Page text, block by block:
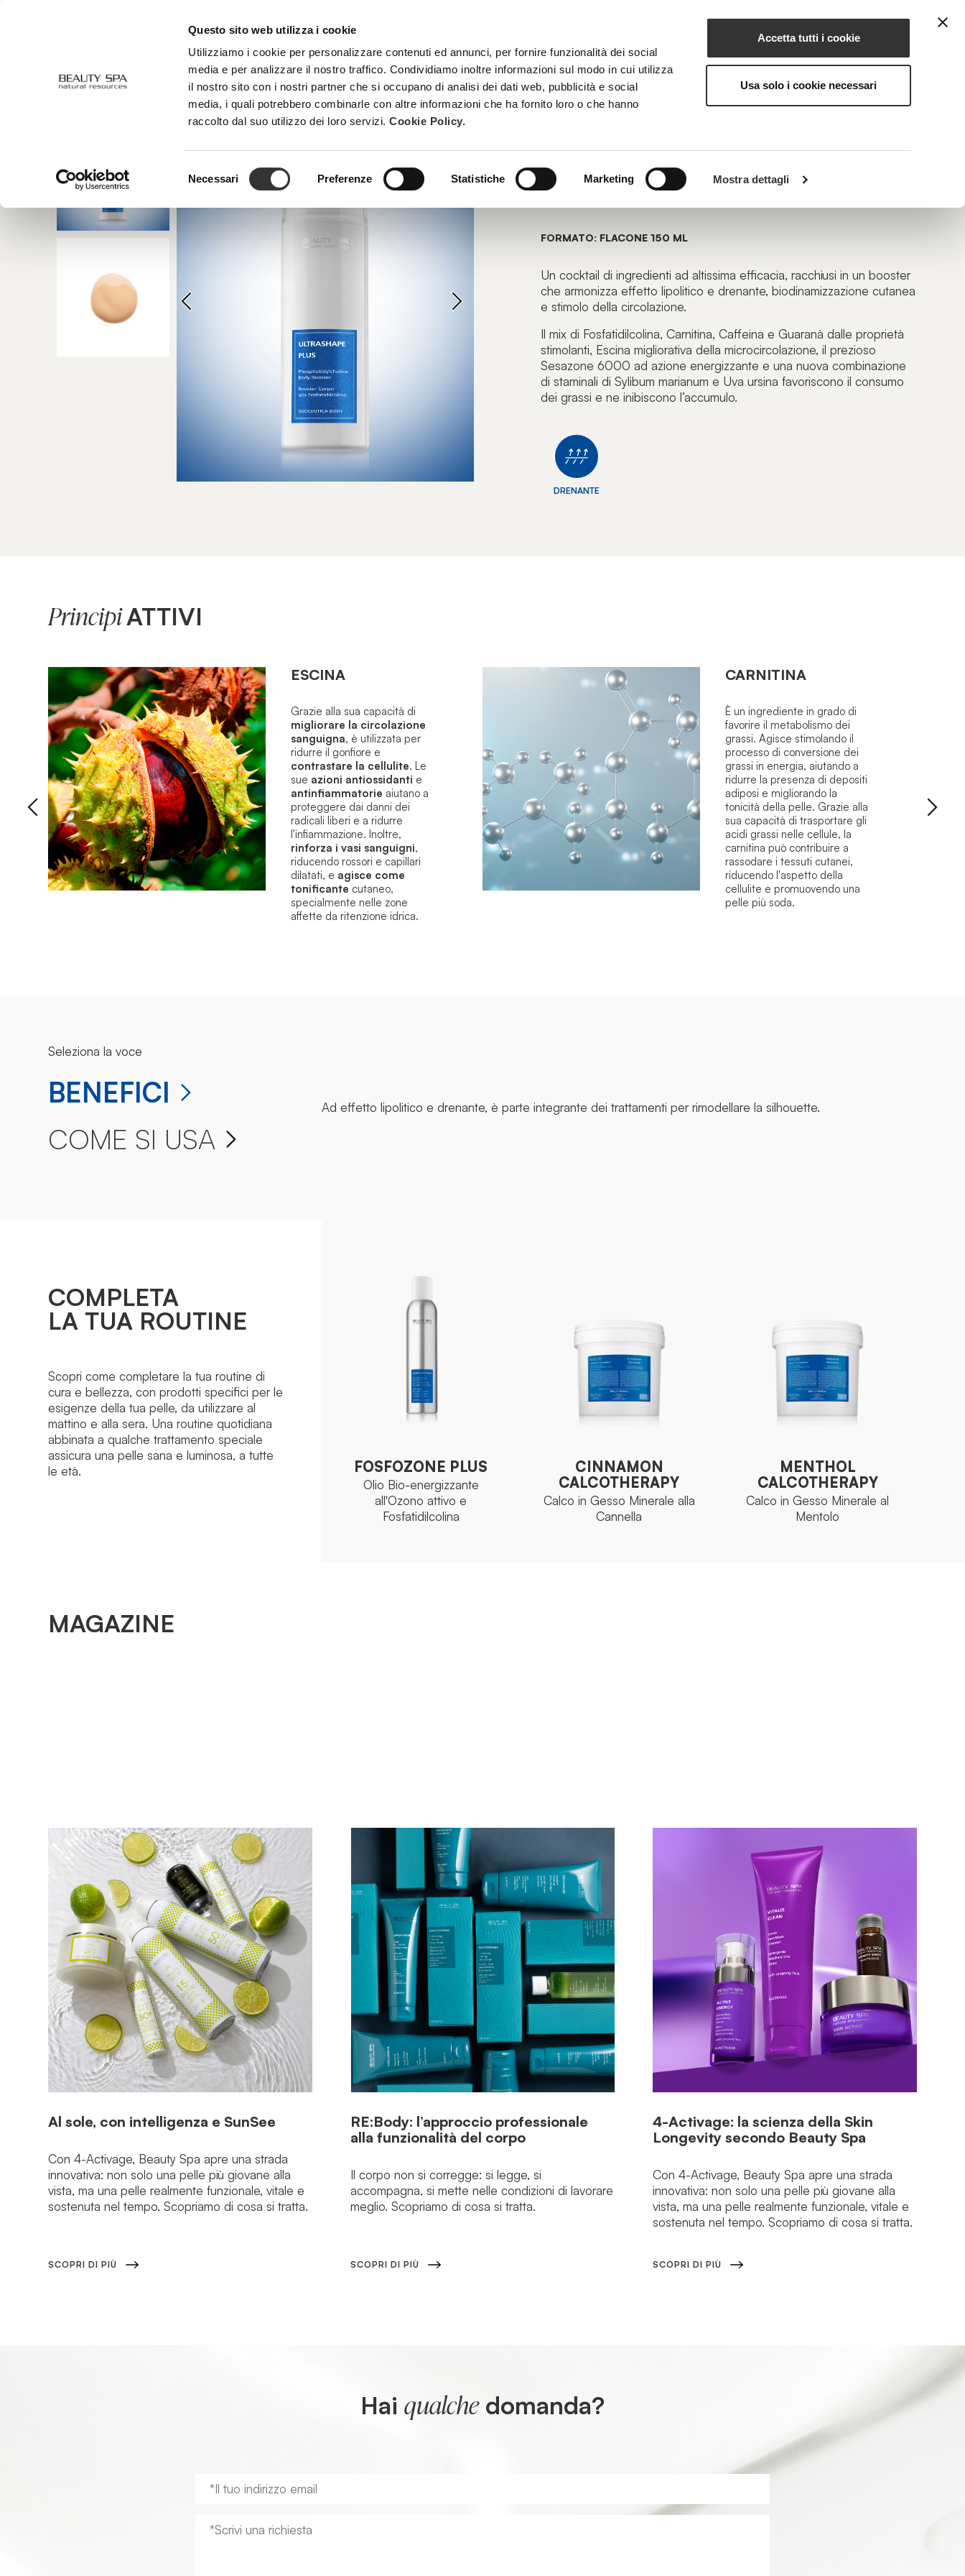
Questo sito web utilizza i cookie
Utilizziamo i cookie per personalizzare contenuti ed annunci, per fornire funzionalità dei social
media e per analizzare il nostro traffico. Condividiamo inoltre informazioni sul modo in cui utilizza
il nostro sito con i nostri partner che si occupano di analisi dei dati web, pubblicità e social
media, i quali potrebbero combinarle con altre informazioni che ha fornito loro o che hanno
raccolto dal suo utilizzo dei loro servizi.Cookie Policy.
del
Necessari Preferenze Statistiche Marketing Mostra dettagli
Accetta tutti i cookie
Usa solo i cookie necessari
CONTATTI
ULTRASHAPE PLUS
FORMATO: FLACONE 150 ML
Un cocktail di ingredienti ad altissima efficacia, racchiusi in un booster
che armonizza effetto lipolitico e drenante, biodinamizzazione cutanea
e stimolo della circolazione.
Il mix di Fosfatidilcolina, Carnitina, Caffeina e Guaranà dalle proprietà
stimolanti, Escina migliorativa della microcircolazione, il prezioso
Sesazone 6000 ad azione energizzante e una nuova combinazione
di staminali di Sylibum marianum e Uva ursina favoriscono il consumo
dei grassi e ne inibiscono l’accumulo.
DRENANTE
PrincipiATTIVI
ESCINA
Grazie alla sua capacità di
migliorare la circolazione
sanguigna, è utilizzata per
ridurre il gonfiore e
contrastare la cellulite. Le
sue azioni antiossidanti e
antinfiammatorie aiutano a
proteggere dai danni dei
radicali liberi e a ridurre
l'infiammazione. Inoltre,
rinforza i vasi sanguigni,
riducendo rossori e capillari
dilatati, e agisce come
tonificante cutaneo,
specialmente nelle zone
affette da ritenzione idrica.
CARNITINA
È un ingrediente in grado di
favorire il metabolismo dei
grassi. Agisce stimolando il
processo di conversione dei
grassi in energia, aiutando a
ridurre la presenza di depositi
adiposi e migliorando la
tonicità della pelle. Grazie alla
sua capacità di trasportare gli
acidi grassi nelle cellule, la
carnitina può contribuire a
rassodare i tessuti cutanei,
riducendo l'aspetto della
cellulite e promuovendo una
pelle più soda.
Seleziona la voce
BENEFICI
COME SI USA
Ad effetto lipolitico e drenante, è parte integrante dei trattamenti per rimodellare la silhouette.
COMPLETA
LA TUA ROUTINE
Scopri come completare la tua routine di
cura e bellezza, con prodotti specifici per le
esigenze della tua pelle, da utilizzare al
mattino e alla sera. Una routine quotidiana
abbinata a qualche trattamento speciale
assicura una pelle sana e luminosa, a tutte
le età.
FOSFOZONE PLUS
Olio Bio-energizzante
all'Ozono attivo e
Fosfatidilcolina
FOSFOZONE PLUS
Fosfatidilcolina
CINNAMON
CALCOTHERAPY
Calco in Gesso Minerale alla
Cannella
CINNAMON
Cannella
MENTHOL
CALCOTHERAPY
Calco in Gesso Minerale al
Mentolo
MENTHOL
Mentolo
MAGAZINE
Al sole, con intelligenza e SunSee
Con 4-Activage, Beauty Spa apre una strada
innovativa: non solo una pelle più giovane alla
vista, ma una pelle realmente funzionale, vitale e
sostenuta nel tempo. Scopriamo di cosa si tratta.
SCOPRI DI PIÙ
RE:Body: l’approccio professionale
alla funzionalità del corpo
Il corpo non si corregge: si legge, si
accompagna, si mette nelle condizioni di lavorare
meglio. Scopriamo di cosa si tratta.
SCOPRI DI PIÙ
4-Activage: la scienza della Skin
Longevity secondo Beauty Spa
Con 4-Activage, Beauty Spa apre una strada
innovativa: non solo una pelle più giovane alla
vista, ma una pelle realmente funzionale, vitale e
sostenuta nel tempo. Scopriamo di cosa si tratta.
SCOPRI DI PIÙ
Hai qualchedomanda?